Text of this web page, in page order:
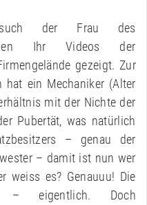
der Frau des
Ihr Videos der
gezeigt. Zur
hat ein Mechaniker (Alter
mit der Nichte der
Pubertät, was natürlich
– genau der
– damit ist nun wer
weiss es? Genauuu! Die
– eigentlich. Doch